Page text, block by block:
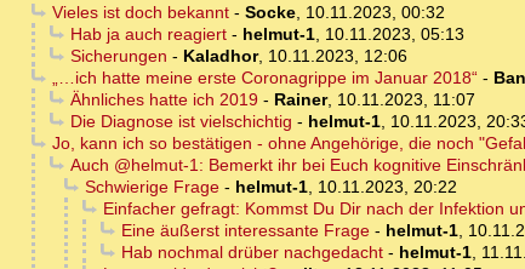
Vieles ist doch bekannt- Socke, 10.11.2023, 00:32
Hab ja auch reagiert- helmut-1, 10.11.2023, 05:13
Sicherungen - Kaladhor, 10.11.2023, 12:06
„…ich hatte meine erste Coronagrippe im Januar 2018“-
Ähnliches hatte ich 2019- Rainer, 10.11.2023, 11:07
Die Diagnose ist vielschichtig - helmut-1, 10.11.2023,
Jo, kann ich so bestätigen - ohne Angehörige, die noch
Auch @helmut-1: Bemerkt ihr bei Euch kognitive
Schwierige Frage- helmut-1, 10.11.2023, 20:22
Einfacher gefragt: Kommst Du Dir nach der Infektion
Eine äußerst interessante Frage- helmut-1,
Hab nochmal drüber nachgedacht- helmut-1,